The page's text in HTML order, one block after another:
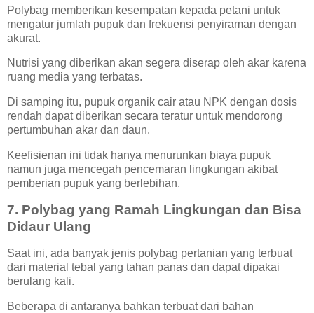
Polybag memberikan kesempatan kepada petani untuk
mengatur jumlah pupuk dan frekuensi penyiraman dengan
akurat.
Nutrisi yang diberikan akan segera diserap oleh akar karena
ruang media yang terbatas.
Di samping itu, pupuk organik cair atau NPK dengan dosis
rendah dapat diberikan secara teratur untuk mendorong
pertumbuhan akar dan daun.
Keefisienan ini tidak hanya menurunkan biaya pupuk
namun juga mencegah pencemaran lingkungan akibat
pemberian pupuk yang berlebihan.
7. Polybag yang Ramah Lingkungan dan Bisa
Didaur Ulang
Saat ini, ada banyak jenis polybag pertanian yang terbuat
dari material tebal yang tahan panas dan dapat dipakai
berulang kali.
Beberapa di antaranya bahkan terbuat dari bahan